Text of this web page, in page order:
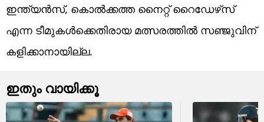
ഇന്ത്യന്‍സ്, കൊല്‍ക്കത്ത നൈറ്റ് റൈഡേഴ്‌സ്
എന്ന ടീമുകള്‍ക്കെതിരായ മത്സരത്തില്‍ സഞ്ജുവിന്
കളിക്കാനായില്ല.
ഇതും വായിക്കൂ